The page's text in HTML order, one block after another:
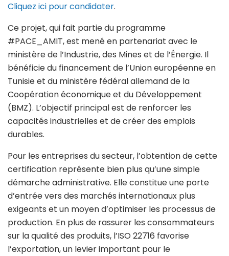
Cliquez ici pour candidater.
Ce projet, qui fait partie du programme
#PACE_AMIT, est mené en partenariat avec le
ministère de l’Industrie, des Mines et de l’Énergie. Il
bénéficie du financement de l’Union européenne en
Tunisie et du ministère fédéral allemand de la
Coopération économique et du Développement
(BMZ). L’objectif principal est de renforcer les
capacités industrielles et de créer des emplois
durables.
Pour les entreprises du secteur, l’obtention de cette
certification représente bien plus qu’une simple
démarche administrative. Elle constitue une porte
d’entrée vers des marchés internationaux plus
exigeants et un moyen d’optimiser les processus de
production. En plus de rassurer les consommateurs
sur la qualité des produits, l’ISO 22716 favorise
l’exportation, un levier important pour le